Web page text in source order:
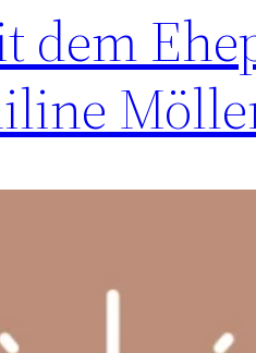
dem